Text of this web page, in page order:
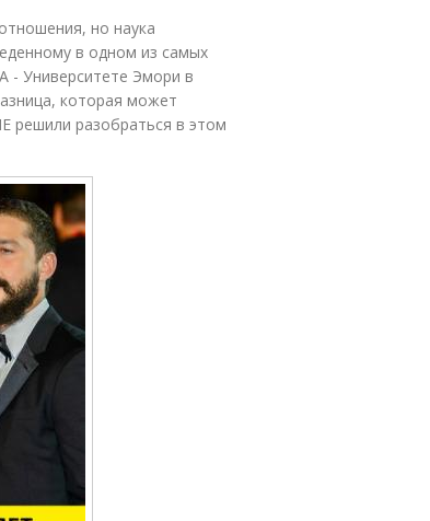
но наука
в одном из самых
- Университете Эмори в
которая может
решили разобраться в этом